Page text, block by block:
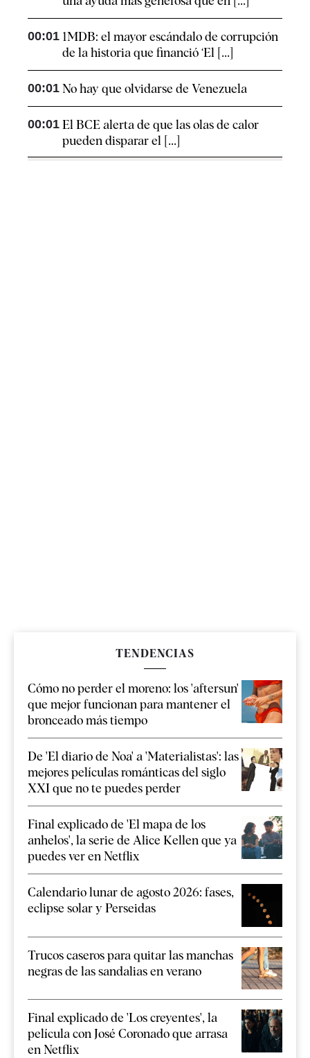
00:01 1MDB: el mayor escándalo de corrupción
de la historia que financió ‘El [...]
00:01 No hay que olvidarse de Venezuela
00:01 El BCE alerta de que las olas de calor
pueden disparar el [...]
TENDENCIAS
Cómo no perder el moreno: los 'aftersun'
que mejor funcionan para mantener el
bronceado más tiempo
De 'El diario de Noa' a 'Materialistas': las
mejores películas románticas del siglo
XXI que no te puedes perder
Final explicado de 'El mapa de los
anhelos', la serie de Alice Kellen que ya
puedes ver en Netflix
Calendario lunar de agosto 2026: fases,
eclipse solar y Perseidas
Trucos caseros para quitar las manchas
negras de las sandalias en verano
Final explicado de 'Los creyentes', la
película con José Coronado que arrasa
en Netflix